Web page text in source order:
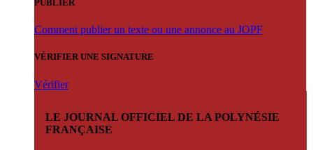
PUBLIER
Comment publier un texte ou une annonce au JOPF
VÉRIFIER UNE SIGNATURE
Vérifier
LE JOURNAL OFFICIEL DE LA POLYNÉSIE
FRANÇAISE